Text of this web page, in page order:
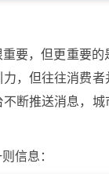
要，但更重要
，但往往消费
断推送消息，
信息：